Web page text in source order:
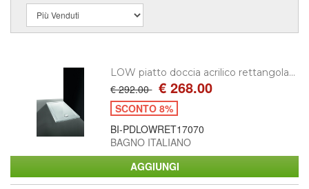
LOW piatto doccia acrilico rettangola...
€ 292.00 € 268.00
SCONTO 8%
BI-PDLOWRET17070
BAGNO ITALIANO